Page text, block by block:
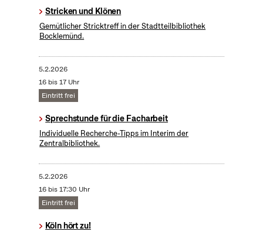
Stricken und Klönen
Gemütlicher Stricktreff in der Stadtteilbibliothek
Bocklemünd.
5.2.2026
16 bis 17 Uhr
Eintritt frei
Sprechstunde für die Facharbeit
Individuelle Recherche-Tipps im Interim der
Zentralbibliothek.
5.2.2026
16 bis 17:30 Uhr
Eintritt frei
Köln hört zu!